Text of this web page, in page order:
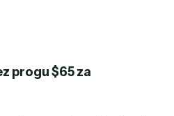
progu $65 za